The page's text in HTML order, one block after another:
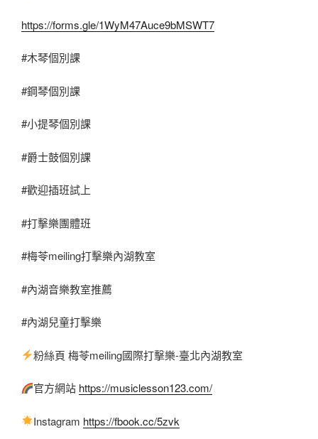
https://forms.gle/1WyM47Auce9bMSWT7
#木琴個別課
#鋼琴個別課
#小提琴個別課
#爵士鼓個別課
#歡迎插班試上
#打擊樂團體班
#梅苓meiling打擊樂內湖教室
#內湖音樂教室推薦
#內湖兒童打擊樂
粉絲頁 梅苓meiling國際打擊樂-臺北內湖教室
官方網站 https://musiclesson123.com/
Instagram https://fbook.cc/5zvk